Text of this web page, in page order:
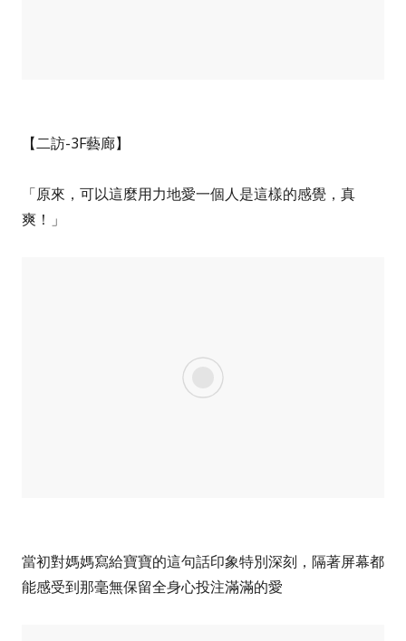
【二訪-3F藝廊】
「原來，可以這麼用力地愛一個人是這樣的感覺，真
爽！」
當初對媽媽寫給寶寶的這句話印象特別深刻，隔著屏幕都
能感受到那毫無保留全身心投注滿滿的愛